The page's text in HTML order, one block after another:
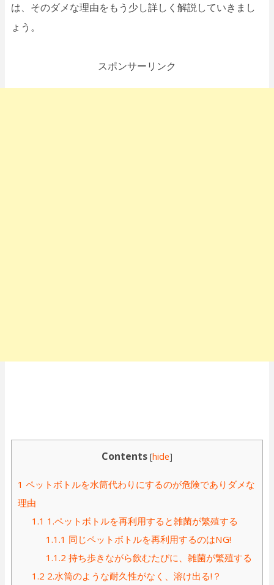
は、そのダメな理由をもう少し詳しく解説していきまし
ょう。
スポンサーリンク
Contents [hide]
1 ペットボトルを水筒代わりにするのが危険でありダメな
理由
1.1 1.ペットボトルを再利用すると雑菌が繁殖する
1.1.1 同じペットボトルを再利用するのはNG!
1.1.2 持ち歩きながら飲むたびに、雑菌が繁殖する
1.2 2.水筒のような耐久性がなく、溶け出る!？